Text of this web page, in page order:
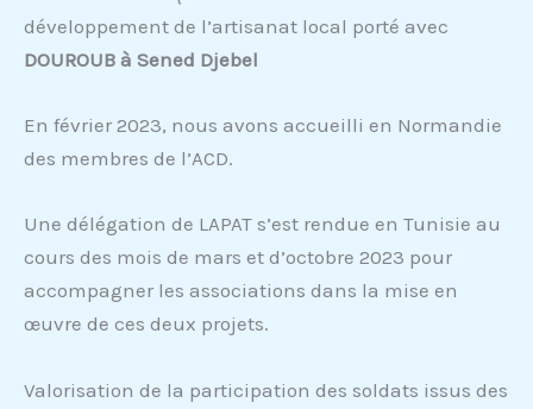
développement de l’artisanat local porté avec
DOUROUB à Sened Djebel
En février 2023, nous avons accueilli en Normandie
des membres de l’ACD.
Une délégation de LAPAT s’est rendue en Tunisie au
cours des mois de mars et d’octobre 2023 pour
accompagner les associations dans la mise en
œuvre de ces deux projets.
Valorisation de la participation des soldats issus des